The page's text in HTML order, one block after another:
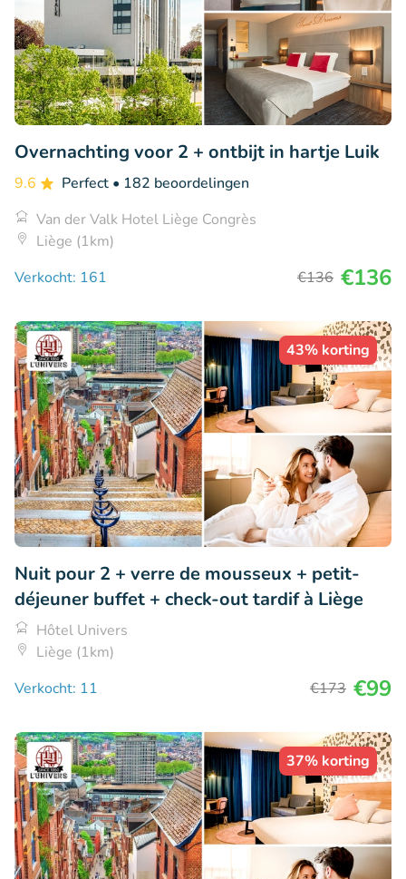
Overnachting voor 2 + ontbijt in hartje Luik
9.6 Perfect • 182 beoordelingen
Van der Valk Hotel Liège Congrès
Liège (1km)
Verkocht: 161
€136 €136
43% korting
Nuit pour 2 + verre de mousseux + petit-
déjeuner buffet + check-out tardif à Liège
Hôtel Univers
Liège (1km)
Verkocht: 11
€173 €99
37% korting